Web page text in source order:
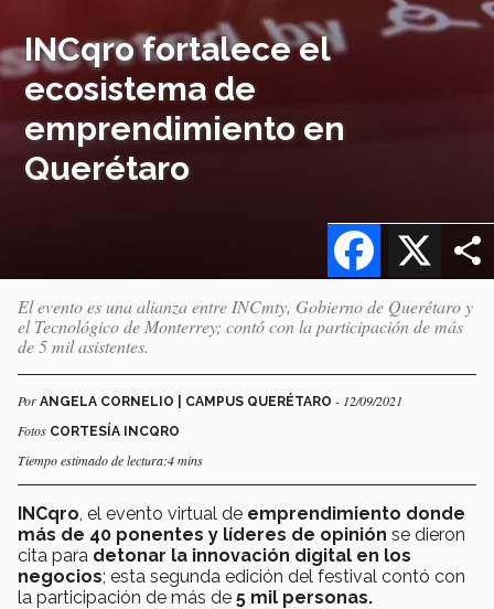
INCqro fortalece el
ecosistema de
emprendimiento en
Querétaro
X
Facebook
El evento es una alianza entre INCmty, Gobierno de Querétaro y
el Tecnológico de Monterrey; contó con la participación de más
de 5 mil asistentes.
Por ANGELA CORNELIO | CAMPUS QUERÉTARO - 12/09/2021
Fotos CORTESÍA INCQRO
Tiempo estimado de lectura:4 mins
INCqro , el evento virtual de emprendimiento donde
más de 40 ponentes y líderes de opinión se dieron
cita para detonar la innovación digital en los
negocios; esta segunda edición del festival contó con
la participación de más de 5 mil personas.